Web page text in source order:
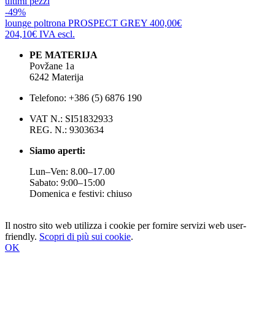
-49%
lounge poltrona PROSPECT GREY 400,00€
204,10€ IVA escl.
PE MATERIJA
Povžane 1a
6242 Materija
Telefono: +386 (5) 6876 190
VAT N.: SI51832933
REG. N.: 9303634
Siamo aperti:
Lun–Ven: 8.00–17.00
Sabato: 9:00–15:00
Domenica e festivi: chiuso
Il nostro sito web utilizza i cookie per fornire servizi web user-
friendly. Scopri di più sui cookie.
OK